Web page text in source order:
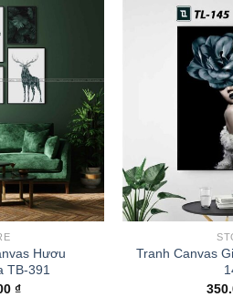
Hươu
TB-391
₫
Tranh Canvas